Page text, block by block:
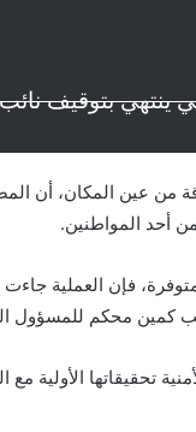
ينتهي بتوقيف
من عين المكان، أن
أحد المواطنين.
فإن العملية
كمين محكم للمسؤول
تحقيقاتها الأولية